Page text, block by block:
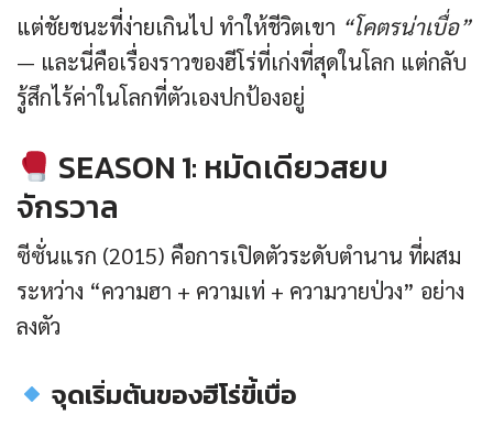
แต่ชัยชนะที่ง่ายเกินไป ทำให้ชีวิตเขา “โคตรน่าเบื่อ”
— และนี่คือเรื่องราวของฮีโร่ที่เก่งที่สุดในโลก แต่กลับ
รู้สึกไร้ค่าในโลกที่ตัวเองปกป้องอยู่
SEASON 1: หมัดเดียวสยบ
จักรวาล
ซีซั่นแรก (2015) คือการเปิดตัวระดับตำนาน ที่ผสม
ระหว่าง “ความฮา + ความเท่ + ความวายป่วง” อย่าง
ลงตัว
จุดเริ่มต้นของฮีโร่ขี้เบื่อ